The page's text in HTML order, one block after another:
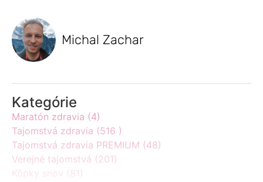
Michal Zachar
Kategórie
Maratón zdravia (4)
Tajomstvá zdravia (516 )
Tajomstvá zdravia PREMIUM (48)
Verejné tajomstvá (201)
Kôpky snov (81)